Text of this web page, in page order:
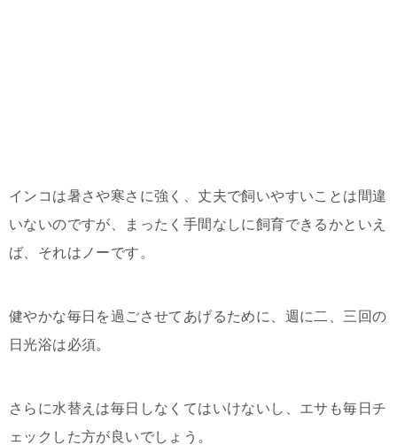
インコは暑さや寒さに強く、丈夫で飼いやすいことは間違
いないのですが、まったく手間なしに飼育できるかといえ
ば、それはノーです。
健やかな毎日を過ごさせてあげるために、週に二、三回の
日光浴は必須。
さらに水替えは毎日しなくてはいけないし、エサも毎日チ
ェックした方が良いでしょう。